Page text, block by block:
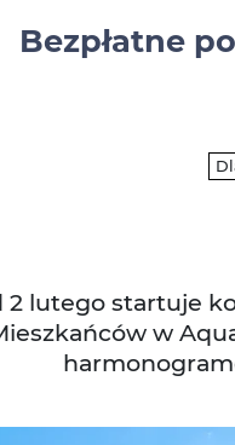
Bezpłatne
2 lutego startuje
w